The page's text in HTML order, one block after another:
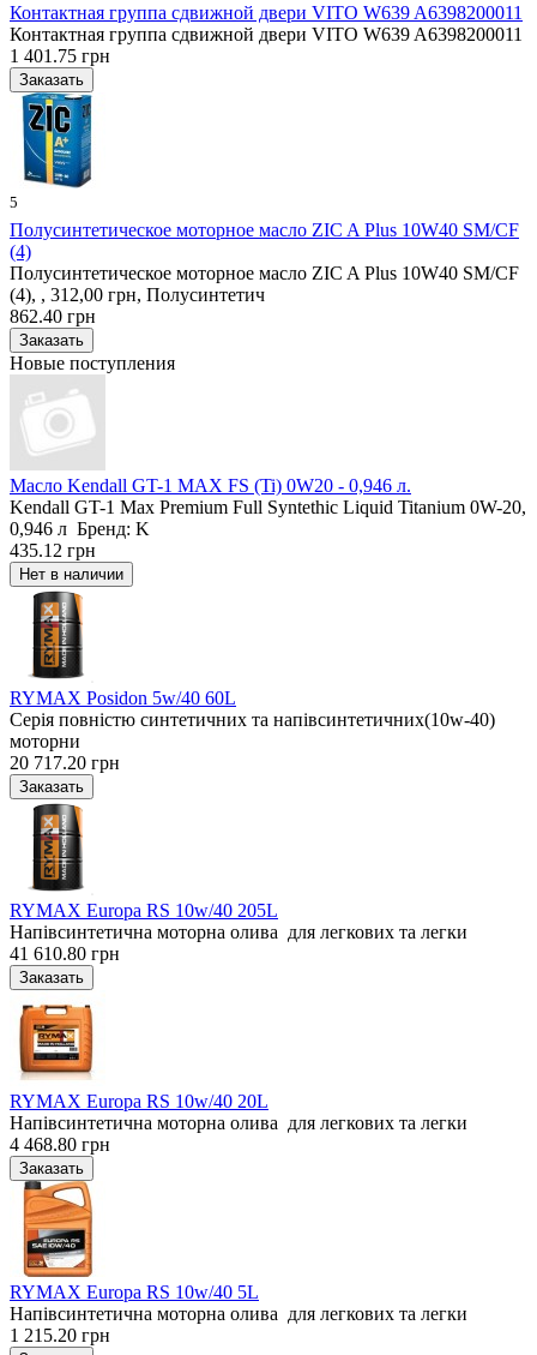
Контактная группа сдвижной двери VITO W639 A6398200011
Контактная группа сдвижной двери VITO W639 A6398200011
1 401.75 грн
5
Полусинтетическое моторное масло ZIC A Plus 10W40 SM/CF
(4)
Полусинтетическое моторное масло ZIC A Plus 10W40 SM/CF
(4), , 312,00 грн, Полусинтетич
862.40 грн
Новые поступления
Масло Kendall GT-1 MAX FS (Ti) 0W20 - 0,946 л.
Kendall GT-1 Max Premium Full Syntethic Liquid Titanium 0W-20,
0,946 л Бренд: K
435.12 грн
RYMAX Posidon 5w/40 60L
Серія повністю синтетичних та напівсинтетичних(10w-40)
моторни
20 717.20 грн
RYMAX Europa RS 10w/40 205L
Напівсинтетична моторна олива для легкових та легки
41 610.80 грн
RYMAX Europa RS 10w/40 20L
Напівсинтетична моторна олива для легкових та легки
4 468.80 грн
RYMAX Europa RS 10w/40 5L
Напівсинтетична моторна олива для легкових та легки
1 215.20 грн